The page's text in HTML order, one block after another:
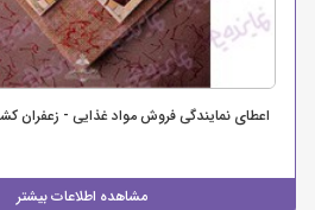
اعطای نمایندگی فروش مواد غذایی - زعفران
مشاهده اطلاعات بیشتر